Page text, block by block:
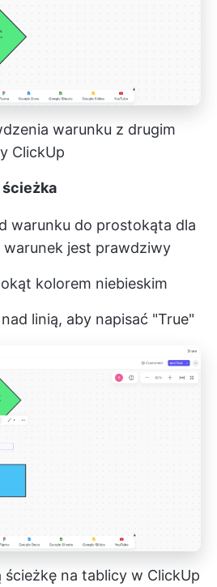
warunku z drugim
ClickUp
ścieżka
warunku do prostokąta dla
warunek jest prawdziwy
kolorem niebieskim
linią, aby napisać "True"
na tablicy w ClickUp